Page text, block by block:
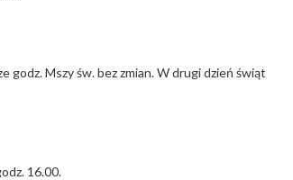
godz. Mszy św. bez zmian. W drugi dzień świąt
16.00.